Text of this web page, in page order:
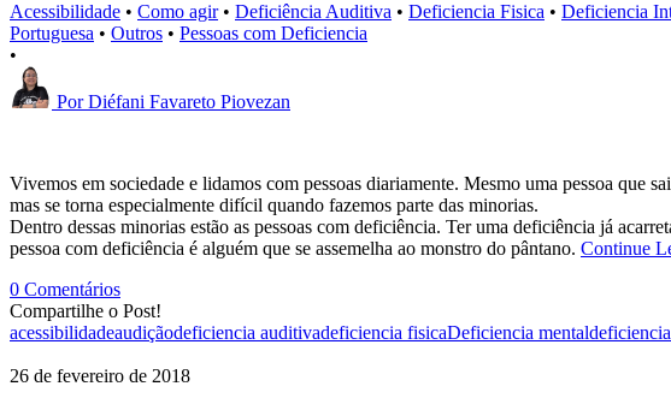
Acessibilidade • Como agir • Deficiência Auditiva • Deficiencia Fisica • Deficiencia
Portuguesa • Outros • Pessoas com Deficiencia
•
Por Diéfani Favareto Piovezan
Vivemos em sociedade e lidamos com pessoas diariamente. Mesmo uma pessoa que
mas se torna especialmente difícil quando fazemos parte das minorias.
Dentro dessas minorias estão as pessoas com deficiência. Ter uma deficiência já
pessoa com deficiência é alguém que se assemelha ao monstro do pântano. Continue
0 Comentários
Compartilhe o Post!
acessibilidadeaudiçãodeficiencia auditivadeficiencia fisicaDeficiencia mental
26 de fevereiro de 2018